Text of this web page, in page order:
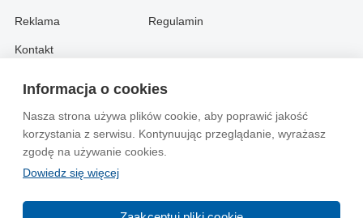
Informacja o cookies
Nasza strona używa plików cookie, aby poprawić jakość
korzystania z serwisu. Kontynuując przeglądanie, wyrażasz
zgodę na używanie cookies.
Dowiedz się więcej
Reklama
Kontakt
Regulamin
Information in English:
About
Advertise
Contact